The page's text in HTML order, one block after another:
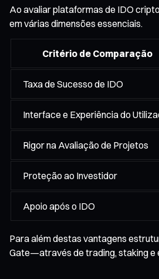
Ao avaliar plataformas de IDO
em várias dimensões essenciais.
Critério de Comparação
Taxa de Sucesso de IDO
Interface e Experiência do
Rigor na Avaliação de Projetos
Proteção ao Investidor
Apoio após o IDO
Para além destas vantagens
Gate—através de trading, staking e